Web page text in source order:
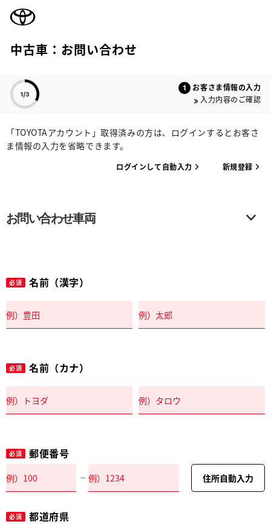
中古車：お問い合わせ
お客さま情報の入力
入力内容のご確認
「TOYOTAアカウント」取得済みの方は、ログインするとお客さ
ま情報の入力を省略できます。
ログインして自動入力 新規登録
お問い合わせ車両
必須 名前（漢字）
必須 名前（カナ）
必須 郵便番号
住所自動入力
必須 都道府県